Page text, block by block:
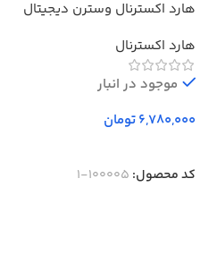
هارد اکسترنال وسترن دیجیتال
هارد اکسترنال
موجود در انبار
تومان
کد محصول: 100005-1